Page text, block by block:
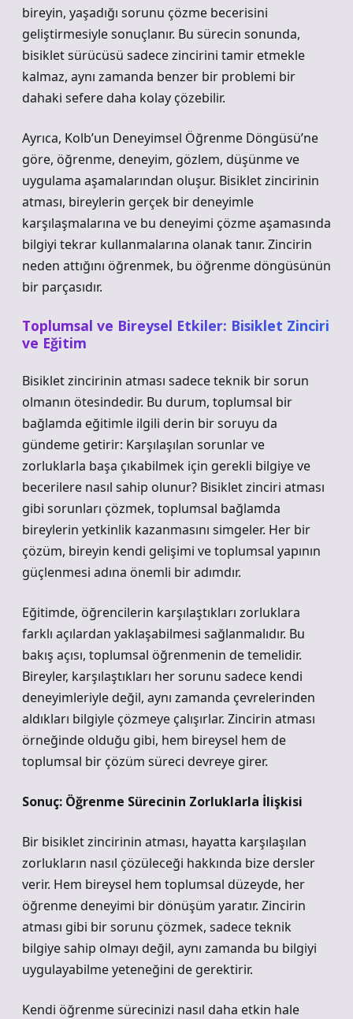
bireyin, yaşadığı sorunu çözme becerisini
geliştirmesiyle sonuçlanır. Bu sürecin sonunda,
bisiklet sürücüsü sadece zincirini tamir etmekle
kalmaz, aynı zamanda benzer bir problemi bir
dahaki sefere daha kolay çözebilir.
Ayrıca, Kolb’un Deneyimsel Öğrenme Döngüsü’ne
göre, öğrenme, deneyim, gözlem, düşünme ve
uygulama aşamalarından oluşur. Bisiklet zincirinin
atması, bireylerin gerçek bir deneyimle
karşılaşmalarına ve bu deneyimi çözme aşamasında
bilgiyi tekrar kullanmalarına olanak tanır. Zincirin
neden attığını öğrenmek, bu öğrenme döngüsünün
bir parçasıdır.
Toplumsal ve Bireysel Etkiler: Bisiklet Zinciri
ve Eğitim
Bisiklet zincirinin atması sadece teknik bir sorun
olmanın ötesindedir. Bu durum, toplumsal bir
bağlamda eğitimle ilgili derin bir soruyu da
gündeme getirir: Karşılaşılan sorunlar ve
zorluklarla başa çıkabilmek için gerekli bilgiye ve
becerilere nasıl sahip olunur? Bisiklet zinciri atması
gibi sorunları çözmek, toplumsal bağlamda
bireylerin yetkinlik kazanmasını simgeler. Her bir
çözüm, bireyin kendi gelişimi ve toplumsal yapının
güçlenmesi adına önemli bir adımdır.
Eğitimde, öğrencilerin karşılaştıkları zorluklara
farklı açılardan yaklaşabilmesi sağlanmalıdır. Bu
bakış açısı, toplumsal öğrenmenin de temelidir.
Bireyler, karşılaştıkları her sorunu sadece kendi
deneyimleriyle değil, aynı zamanda çevrelerinden
aldıkları bilgiyle çözmeye çalışırlar. Zincirin atması
örneğinde olduğu gibi, hem bireysel hem de
toplumsal bir çözüm süreci devreye girer.
Sonuç: Öğrenme Sürecinin Zorluklarla İlişkisi
Bir bisiklet zincirinin atması, hayatta karşılaşılan
zorlukların nasıl çözüleceği hakkında bize dersler
verir. Hem bireysel hem toplumsal düzeyde, her
öğrenme deneyimi bir dönüşüm yaratır. Zincirin
atması gibi bir sorunu çözmek, sadece teknik
bilgiye sahip olmayı değil, aynı zamanda bu bilgiyi
uygulayabilme yeteneğini de gerektirir.
Kendi öğrenme sürecinizi nasıl daha etkin hale